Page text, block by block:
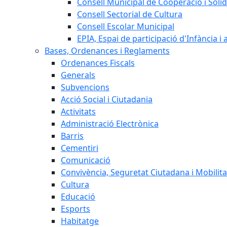
Consell Sectorial de Cultura
Consell Escolar Municipal
EPIA, Espai de participació d'Infància i
Bases, Ordenances i Reglaments
Ordenances Fiscals
Generals
Subvencions
Acció Social i Ciutadania
Activitats
Administració Electrònica
Barris
Cementiri
Comunicació
Convivència, Seguretat Ciutadana i
Cultura
Educació
Esports
Habitatge